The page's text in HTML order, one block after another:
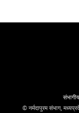
© नर्मदापुरम संभाग,